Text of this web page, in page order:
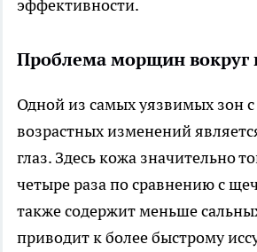
эффективности.
Проблема морщин вокруг
Одной из самых уязвимых зон
возрастных изменений
глаз. Здесь кожа значительно
четыре раза по сравнению с
также содержит меньше
приводит к более быстрому